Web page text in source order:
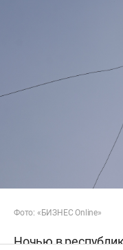
Фото: «БИЗНЕС Online»
Ночью в